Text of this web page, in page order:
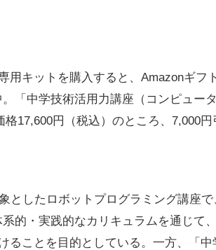
用キットを購入すると、Amazonギフ
「中学技術活用力講座（コンピュー
17,600円（税込）のところ、7,000円
としたロボットプログラミング講座
的・実践的なカリキュラムを通じて
ることを目的としている。一方、「中